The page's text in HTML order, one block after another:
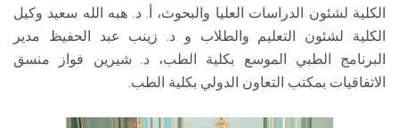
الكلية لشئون الدراسات العليا والبحوث، أ. د. هبه الله سعيد وكيل
الكلية لشئون التعليم والطلاب و د. زينب عبد الحفيظ مدير
البرنامج الطبي الموسع بكلية الطب، د. شيرين فواز منسق
الاتفاقيات بمكتب التعاون الدولي بكلية الطب.